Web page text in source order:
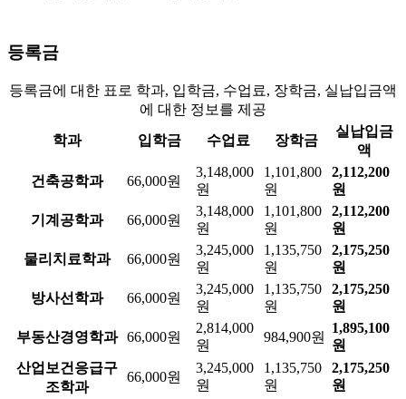
등록금
등록금에 대한 표로 학과, 입학금, 수업료, 장학금, 실납입금액
에 대한 정보를 제공
학과
입학금 수업료 장학금
실납입금
액
건축공학과
66,000원
3,148,000
원
1,101,800
원
2,112,200
원
기계공학과
66,000원
3,148,000
원
1,101,800
원
2,112,200
원
물리치료학과
66,000원
3,245,000
원
1,135,750
원
2,175,250
원
방사선학과
66,000원
3,245,000
원
1,135,750
원
2,175,250
원
부동산경영학과
66,000원
2,814,000
원
984,900원
1,895,100
원
산업보건응급구
조학과
66,000원
3,245,000
원
1,135,750
원
2,175,250
원